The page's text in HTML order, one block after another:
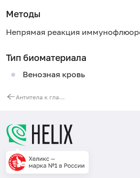
Методы
Непрямая реакция
Тип биоматериала
Венозная кровь
Антитела к гладким мышцам